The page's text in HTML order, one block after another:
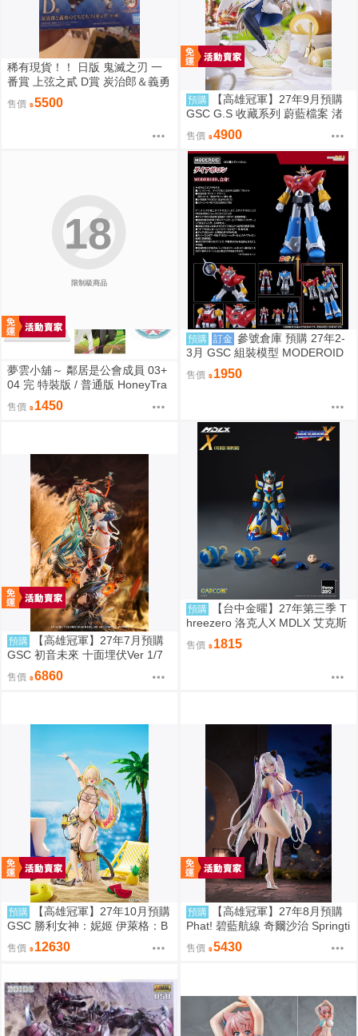
稀有現貨！！ 日版 鬼滅之刃 一
番賞 上弦之貳 D賞 炭治郎＆義勇
Q版模型 竈門炭治郎 富岡義勇
售價 5500 預購
【高雄冠軍】27年9月預購
GSC G.S 收藏系列 蔚藍檔案 渚
花香微笑 1/7 免訂金0928
售價 4900
限制級商品
18
夢雲小舖～ 鄰居是公會成員 03+
04 完 特裝版 / 普通版 HoneyTra
p(허니트랩) 朧月
售價 1450
預購 訂金 參號倉庫 預購 27年2-
3月 GSC 組裝模型 MODEROID
UFO戰士阿波羅 大阿波羅 9/6 超
取免訂
售價 1950
預購
【高雄冠軍】27年7月預購
GSC 初音未來 十面埋伏Ver 1/7
再版 免訂金0907
售價 6860
預購
【台中金曜】27年第三季 T
hreezero 洛克人X MDLX 艾克斯
（武力裝甲） 一般版 0907
售價 1815
預購
【高雄冠軍】27年10月預購
GSC 勝利女神：妮姬 伊萊格：B
OOM與驚嚇 1/4 0907
售價 12630
預購
【高雄冠軍】27年8月預購
Phat! 碧藍航線 奇爾沙治 Springti
me Data 1/6 免訂金0928
售價 5430